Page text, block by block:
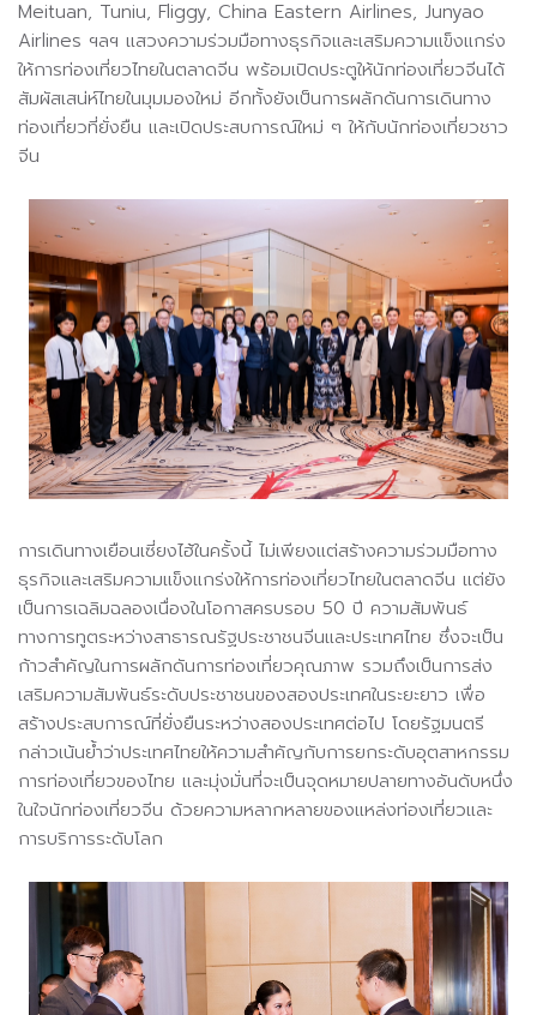
Meituan, Tuniu, Fliggy, China Eastern Airlines, Junyao
Airlines ฯลฯ แสวงความร่วมมือทางธุรกิจและเสริมความแข็งแกร่ง
ให้การท่องเที่ยวไทยในตลาดจีน พร้อมเปิดประตูให้นักท่องเที่ยวจีนได้
สัมผัสเสน่ห์ไทยในมุมมองใหม่ อีกทั้งยังเป็นการผลักดันการเดินทาง
ท่องเที่ยวที่ยั่งยืน และเปิดประสบการณ์ใหม่ ๆ ให้กับนักท่องเที่ยวชาว
จีน
การเดินทางเยือนเซี่ยงไฮ้ในครั้งนี้ ไม่เพียงแต่สร้างความร่วมมือทาง
ธุรกิจและเสริมความแข็งแกร่งให้การท่องเที่ยวไทยในตลาดจีน แต่ยัง
เป็นการเฉลิมฉลองเนื่องในโอกาสครบรอบ 50 ปี ความสัมพันธ์
ทางการทูตระหว่างสาธารณรัฐประชาชนจีนและประเทศไทย ซึ่งจะเป็น
ก้าวสำคัญในการผลักดันการท่องเที่ยวคุณภาพ รวมถึงเป็นการส่ง
เสริมความสัมพันธ์ระดับประชาชนของสองประเทศในระยะยาว เพื่อ
สร้างประสบการณ์ที่ยั่งยืนระหว่างสองประเทศต่อไป โดยรัฐมนตรี
กล่าวเน้นย้ำว่าประเทศไทยให้ความสำคัญกับการยกระดับอุตสาหกรรม
การท่องเที่ยวของไทย และมุ่งมั่นที่จะเป็นจุดหมายปลายทางอันดับหนึ่ง
ในใจนักท่องเที่ยวจีน ด้วยความหลากหลายของแหล่งท่องเที่ยวและ
การบริการระดับโลก